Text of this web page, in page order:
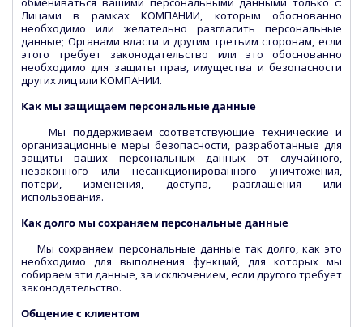
Лицами в рамках КОМПАНИИ, которым обоснованно
необходимо или желательно разгласить персональные
данные; Органами власти и другим третьим сторонам, если
этого требует законодательство или это обоснованно
необходимо для защиты прав, имущества и безопасности
других лиц или КОМПАНИИ.
Как мы защищаем персональные данные
Мы поддерживаем соответствующие технические и
организационные меры безопасности, разработанные для
защиты ваших персональных данных от случайного,
незаконного или несанкционированного уничтожения,
потери, изменения, доступа, разглашения или
использования.
Как долго мы сохраняем персональные данные
Мы сохраняем персональные данные так долго, как это
необходимо для выполнения функций, для которых мы
собираем эти данные, за исключением, если другого требует
законодательство.
Общение с клиентом